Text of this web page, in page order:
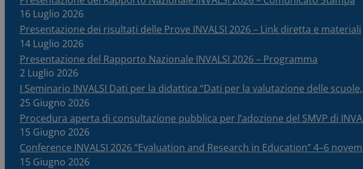
16 Luglio 2026
Presentazione dei risultati delle Prove INVALSI 2026 – Link diretta e materiali
14 Luglio 2026
Presentazione del Rapporto Nazionale INVALSI 2026 – Programma
2 Luglio 2026
I Seminario INVALSI Dati per la didattica “Dati per la valutazione delle
25 Giugno 2026
Procedura aperta di consultazione pubblica per l’adozione del SMVP di
15 Giugno 2026
Conference INVALSI 2026 “Evaluation and Research in Education” 4–6
15 Giugno 2026